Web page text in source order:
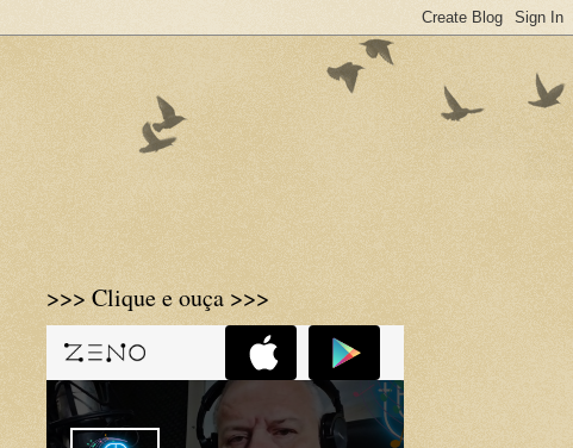
>>> Clique e ouça >>>